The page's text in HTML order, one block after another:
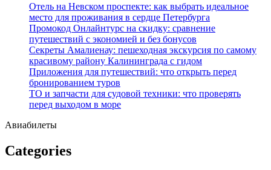
Отель на Невском проспекте: как выбрать идеальное
место для проживания в сердце Петербурга
Промокод Онлайнтурс на скидку: сравнение
путешествий с экономией и без бонусов
Секреты Амалиенау: пешеходная экскурсия по самому
красивому району Калининграда с гидом
Приложения для путешествий: что открыть перед
бронированием туров
ТО и запчасти для судовой техники: что проверять
перед выходом в море
Авиабилеты
Categories